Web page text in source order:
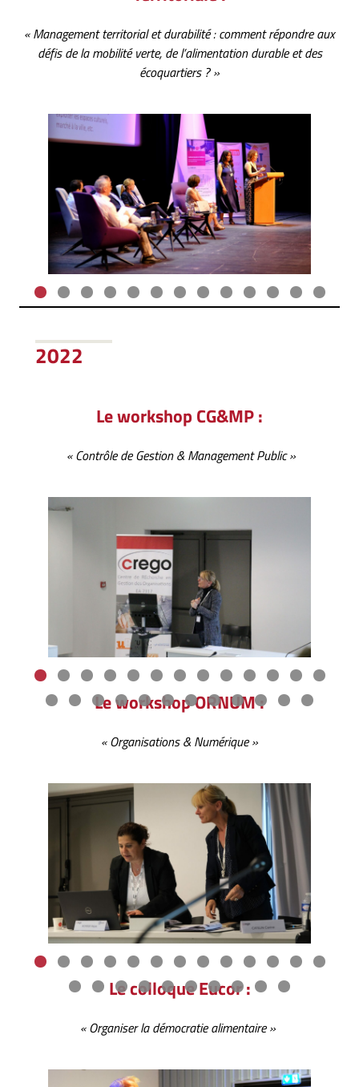
« Management territorial et durabilité : comment répondre aux
défis de la mobilité verte, de l’alimentation durable et des
écoquartiers ? »
2022
Le workshop CG&MP :
« Contrôle de Gestion & Management Public »
Le workshop ORNUM :
« Organisations & Numérique »
Le colloque Eucor :
« Organiser la démocratie alimentaire »